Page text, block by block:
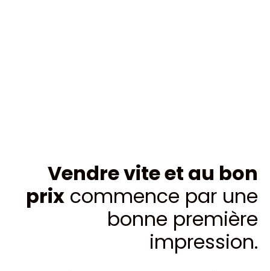
Vendre vite et au bon
prix commence par une
bonne première
impression.